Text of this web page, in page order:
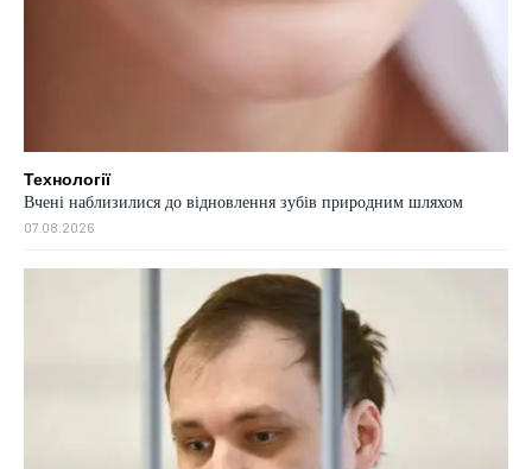
Технології
Вчені наблизилися до відновлення зубів природним шляхом
07.08.2026